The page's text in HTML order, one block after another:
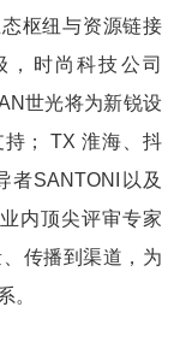
枢纽与资源链接
时尚科技公司
世光将为新锐设
； TX 淮海、抖
者SANTONI以及
内顶尖评审专家
传播到渠道，为
。